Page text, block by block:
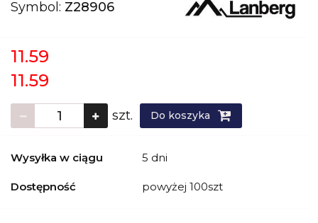
Symbol: Z28906
11.59
11.59
szt. Do koszyka
Wysyłka w ciągu 5 dni
Dostępność powyżej 100szt